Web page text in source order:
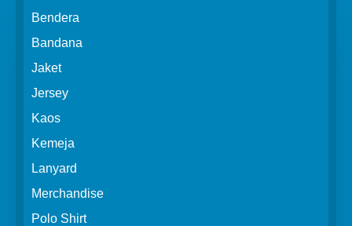
Bendera
Bandana
Jaket
Jersey
Kaos
Kemeja
Lanyard
Merchandise
Polo Shirt